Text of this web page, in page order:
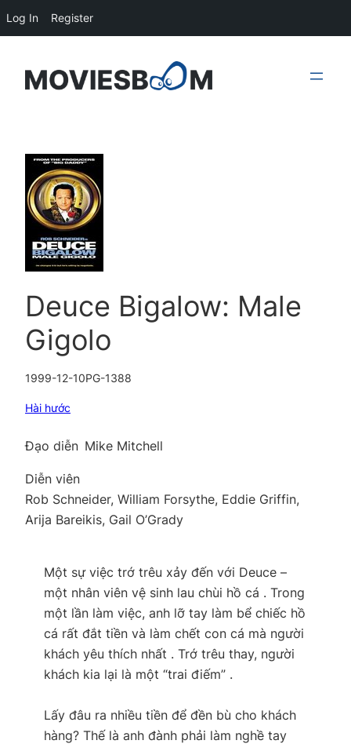
content
Deuce Bigalow: Male
Gigolo
1999-12-10PG-1388
Hài hước
Đạo diễn Mike Mitchell
Diễn viên
Rob Schneider, William Forsythe, Eddie Griffin,
Arija Bareikis, Gail O’Grady
Một sự việc trớ trêu xảy đến với Deuce –
một nhân viên vệ sinh lau chùi hồ cá . Trong
một lần làm việc, anh lỡ tay làm bể chiếc hồ
cá rất đắt tiền và làm chết con cá mà người
khách yêu thích nhất . Trớ trêu thay, người
khách kia lại là một “trai điếm” .
Lấy đâu ra nhiều tiền để đền bù cho khách
hàng? Thế là anh đành phải làm nghề tay
Log In Register